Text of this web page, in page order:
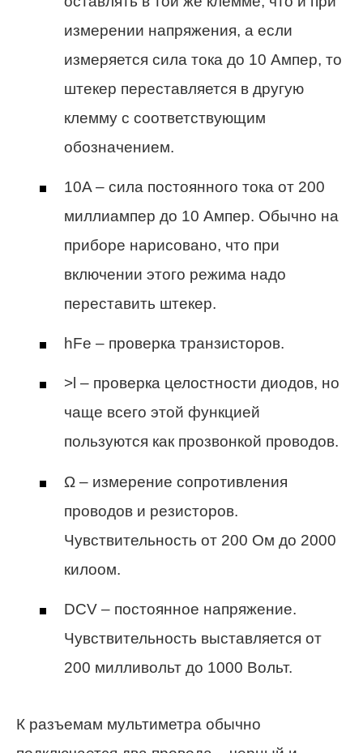
измерении напряжения, а если
измеряется сила тока до 10 Ампер, то
штекер переставляется в другую
клемму с соответствующим
обозначением.
10A – сила постоянного тока от 200
миллиампер до 10 Ампер. Обычно на
приборе нарисовано, что при
включении этого режима надо
переставить штекер.
hFe – проверка транзисторов.
>l – проверка целостности диодов, но
чаще всего этой функцией
пользуются как прозвонкой проводов.
Ω – измерение сопротивления
проводов и резисторов.
Чувствительность от 200 Ом до 2000
килоом.
DCV – постоянное напряжение.
Чувствительность выставляется от
200 милливольт до 1000 Вольт.
К разъемам мультиметра обычно